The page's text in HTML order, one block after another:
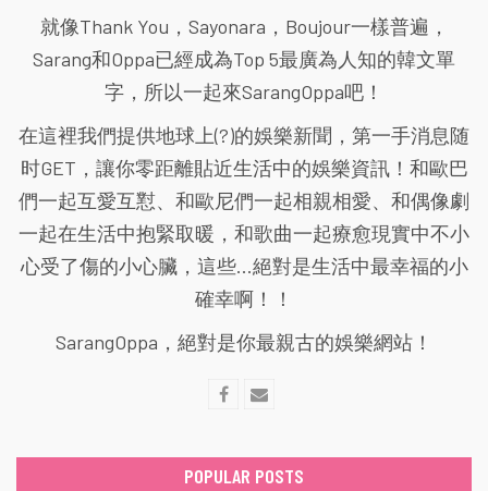
就像Thank You，Sayonara，Boujour一樣普遍，
Sarang和Oppa已經成為Top 5最廣為人知的韓文單
字，所以一起來SarangOppa吧！
在這裡我們提供地球上(?)的娛樂新聞，第一手消息随
时GET，讓你零距離貼近生活中的娛樂資訊！和歐巴
們一起互愛互懟、和歐尼們一起相親相愛、和偶像劇
一起在生活中抱緊取暖，和歌曲一起療愈現實中不小
心受了傷的小心臟，這些...絕對是生活中最幸福的小
確幸啊！！
SarangOppa，絕對是你最親古的娛樂網站！
POPULAR POSTS